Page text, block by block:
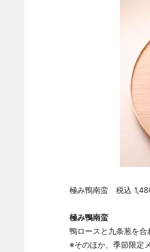
極み鴨南蛮 税込
極み鴨南蛮
鴨ロースと九条葱を合
※そのほか、季節限定